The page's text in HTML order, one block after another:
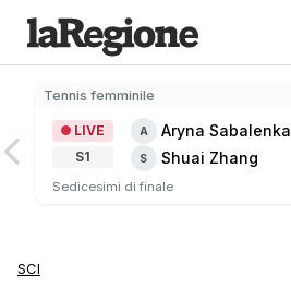
Tennis femminile
LIVE
S1
A Aryna Sabalenka
S Shuai Zhang
Sedicesimi di finale
SCI